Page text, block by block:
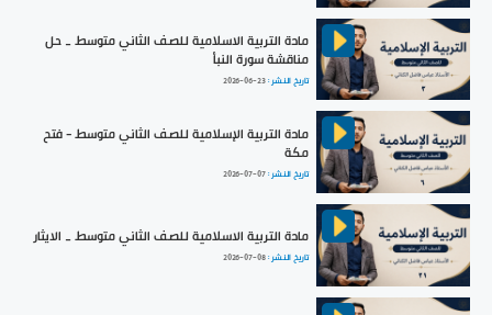
مادة التربية الاسلامية للصف الثاني متوسط _ حل
مناقشة سورة النبأ
تاريخ النشر :2026-06-23
مادة التربية الإسلامية للصف الثاني متوسط - فتح
مكة
تاريخ النشر :2026-07-07
مادة التربية الاسلامية للصف الثاني متوسط _ الايثار
تاريخ النشر :2026-07-08